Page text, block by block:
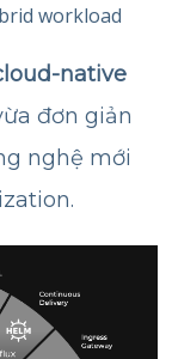
workload
native
đơn giản
nghệ mới